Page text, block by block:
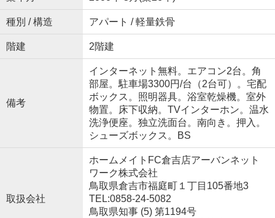
種別 / 構造 アパート / 軽量鉄骨
階建 2階建
備考
インターネット無料。エアコン2台。角
部屋。駐車場3300円/台（2台可）。宅配
ボックス。照明器具。浴室乾燥機。室外
物置。床下収納。TVインターホン。温水
洗浄便座。独立洗面台。南向き。押入。
シューズボックス。BS
取扱会社
ホームメイトFC倉吉店アーバンネット
ワーク株式会社
鳥取県倉吉市福庭町１丁目105番地3
TEL:0858-24-5082
鳥取県知事 (5) 第1194号